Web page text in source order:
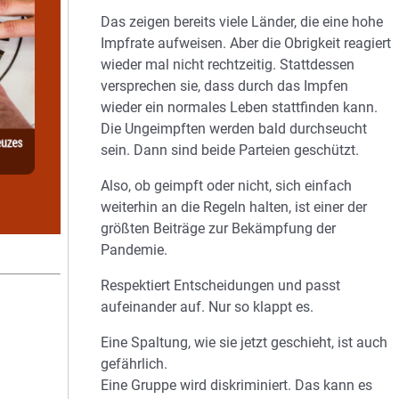
Das zeigen bereits viele Länder, die eine hohe
Impfrate aufweisen. Aber die Obrigkeit reagiert
wieder mal nicht rechtzeitig. Stattdessen
versprechen sie, dass durch das Impfen
wieder ein normales Leben stattfinden kann.
Die Ungeimpften werden bald durchseucht
sein. Dann sind beide Parteien geschützt.
Also, ob geimpft oder nicht, sich einfach
weiterhin an die Regeln halten, ist einer der
größten Beiträge zur Bekämpfung der
Pandemie.
Respektiert Entscheidungen und passt
aufeinander auf. Nur so klappt es.
Eine Spaltung, wie sie jetzt geschieht, ist auch
gefährlich.
Eine Gruppe wird diskriminiert. Das kann es